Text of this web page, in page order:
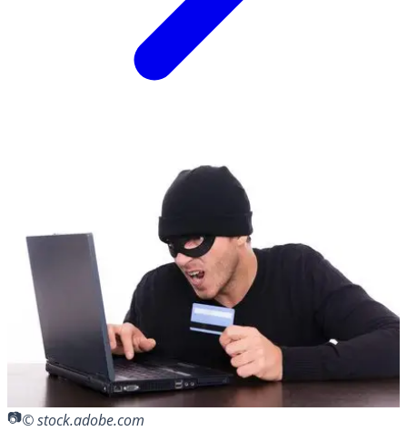
© stock.adobe.com